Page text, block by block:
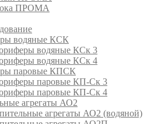
ПРОМА
водяные КСК
водяные КСк 3
водяные КСк 4
паровые КПСК
паровые КП-Ск 3
паровые КП-Ск 4
агрегаты АО2
агрегаты АО2 (водяной)